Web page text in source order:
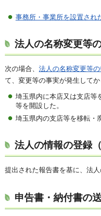
事務所・事業所を設置され
法人の名称変更等
次の場合、 法人の名称変更等
て、変更等の事実が発生して
埼玉県内に本店又は支店等
等を開設した。
埼玉県内の支店等を移転・
法人の情報の登録
提出された報告書を基に、法人
申告書・納付書の